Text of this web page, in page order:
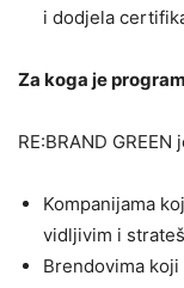
i dodjela
Za koga je
RE:BRAND
Kompanijama
vidljivim i
Brendovima